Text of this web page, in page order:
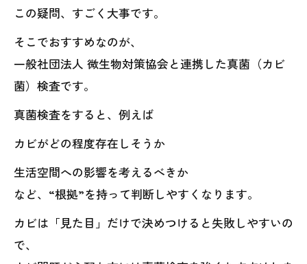
この疑問、すごく大事です。
そこでおすすめなのが、
一般社団法人 微生物対策協会と連携した真菌（カビ
菌）検査です。
真菌検査をすると、例えば
カビがどの程度存在しそうか
生活空間への影響を考えるべきか
など、“根拠”を持って判断しやすくなります。
カビは「見た目」だけで決めつけると失敗しやすいの
で、